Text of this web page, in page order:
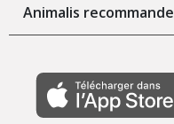
Animalis recommande